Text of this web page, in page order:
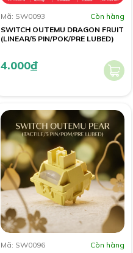
Mã: SW0093
Còn hàng
SWITCH OUTEMU DRAGON FRUIT
(LINEAR/5 PIN/POK/PRE LUBED)
4.000đ
Mã: SW0096
Còn hàng